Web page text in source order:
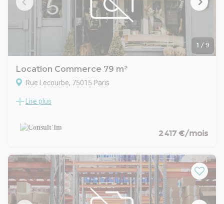
Une cuisine aménagée en sous-sol
CONDITIONS FINANCIERES
Bail : commercial 3/6/9 ans
Loyer mensuel : 23 334 € HT
Disponibilité : Immédiate
1 / 9
Location Commerce 79 m²
Rue Lecourbe, 75015 Paris
Rue Lecourbe, au coeur du 15ème arrondissement, dans un
24 m² de réserve.
CARACTERISTIQUES DE L'OFFRE
Sanitaire au RDC
Bel espace de vente
Réserve en sous-sol
CONDITIONS FINANCIERES
Bail : commercial 3/6/9/10 ans
Lire plus
2 417 €/mois